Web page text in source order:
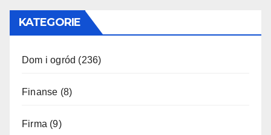
KATEGORIE
Dom i ogród (236)
Finanse (8)
Firma (9)